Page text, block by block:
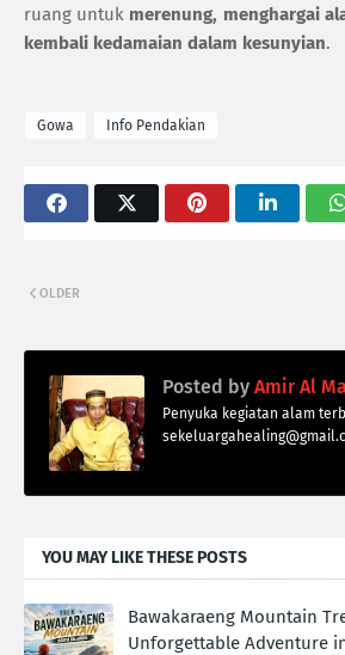
ruang untuk merenung, menghargai
kembali kedamaian dalam kesunyian.
Gowa Info Pendakian
OLDER
Posted by Amir Al
Penyuka kegiatan alam
YOU MAY LIKE THESE POSTS
Bawakaraeng Mountain
Unforgettable Adventure